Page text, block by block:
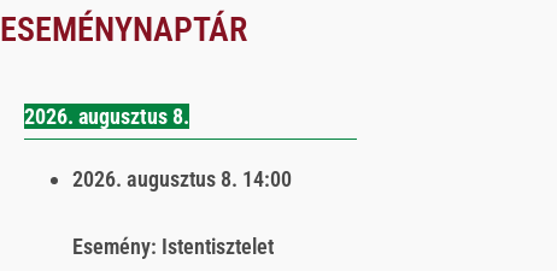
ESEMÉNYNAPTÁR
2026. augusztus 8.
2026. augusztus 8. 14:00
Esemény: Istentisztelet